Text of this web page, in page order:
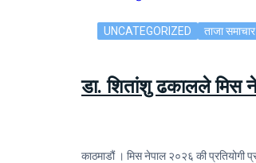
UNCATEGORIZED ताजा समाचार
डा. शितांशु ढकालले मिस
काठमाडौं । मिस नेपाल २०२६ की